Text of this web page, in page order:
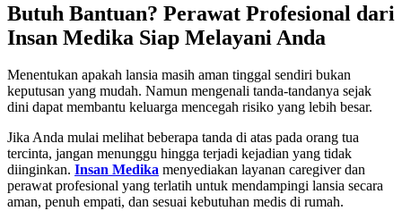
Butuh Bantuan? Perawat Profesional dari
Insan Medika Siap Melayani Anda
Menentukan apakah lansia masih aman tinggal sendiri bukan
keputusan yang mudah. Namun mengenali tanda-tandanya sejak
dini dapat membantu keluarga mencegah risiko yang lebih besar.
Jika Anda mulai melihat beberapa tanda di atas pada orang tua
tercinta, jangan menunggu hingga terjadi kejadian yang tidak
diinginkan. Insan Medika menyediakan layanan caregiver dan
perawat profesional yang terlatih untuk mendampingi lansia secara
aman, penuh empati, dan sesuai kebutuhan medis di rumah.